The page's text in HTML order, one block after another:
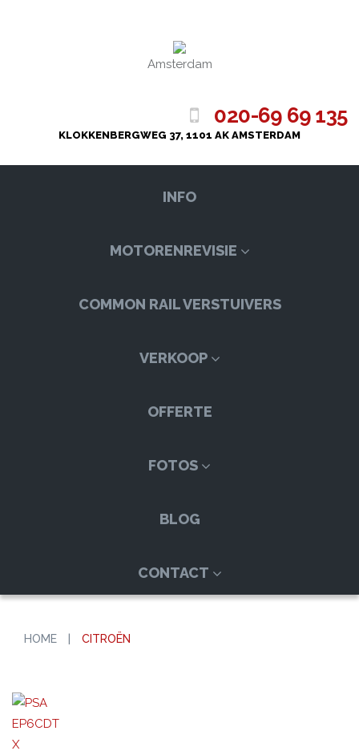
Amsterdam
020-69 69 135
KLOKKENBERGWEG 37, 1101 AK AMSTERDAM
INFO
MOTORENREVISIE
COMMON RAIL VERSTUIVERS
VERKOOP
OFFERTE
FOTOS
BLOG
CONTACT
HOME CITROËN